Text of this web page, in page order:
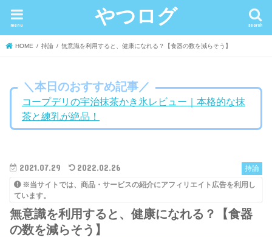
やつログ search
menu
HOME 持論 無意識を利用すると、健康になれる？【食器の数を減らそう】
＼本日のおすすめ記事／
コープデリの宇治抹茶かき氷レビュー｜本格的な抹
茶と練乳が絶品！
持論
2021.07.29 2022.02.26
※当サイトでは、商品・サービスの紹介にアフィリエイト広告を利用し
ています。
無意識を利用すると、健康になれる？【食器
の数を減らそう】